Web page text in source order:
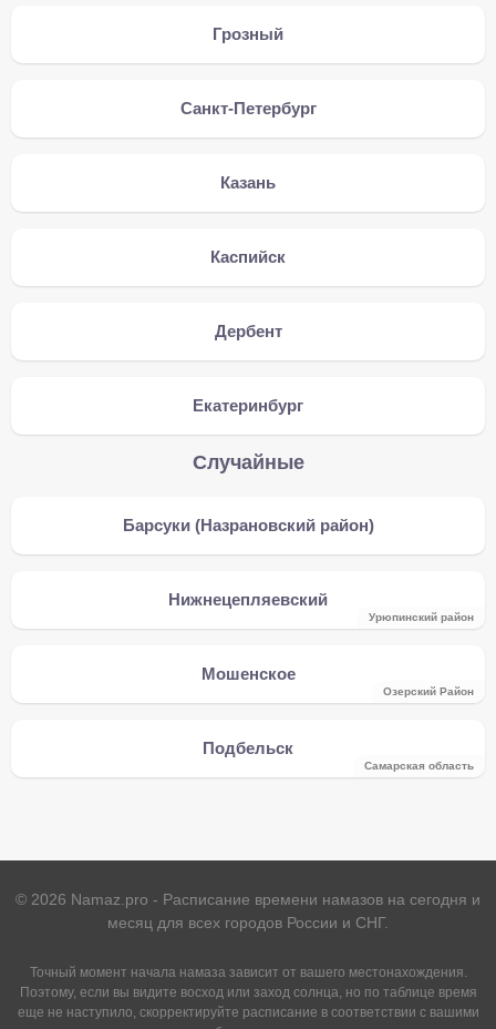
Грозный
Санкт-Петербург
Казань
Каспийск
Дербент
Екатеринбург
Случайные
Барсуки (Назрановский район)
Нижнецепляевский
Урюпинский район
Мошенское
Озерский Район
Подбельск
Самарская область
© 2026 Namaz.pro - Расписание времени намазов на сегодня и
месяц для всех городов России и СНГ.
Точный момент начала намаза зависит от вашего местонахождения.
Поэтому, если вы видите восход или заход солнца, но по таблице время
еще не наступило, скорректируйте расписание в соответствии с вашими